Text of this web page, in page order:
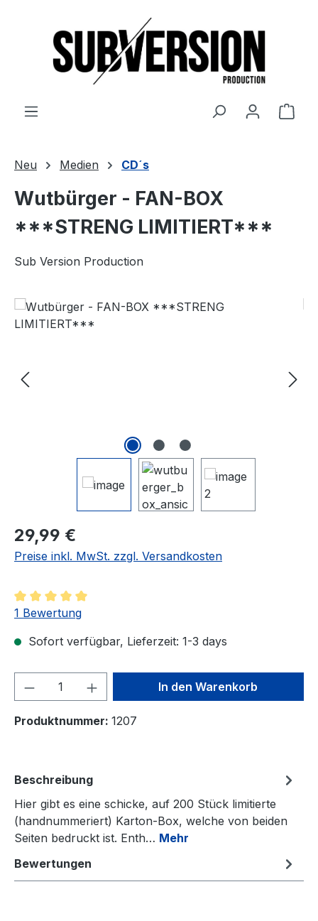
Neu Medien CD´s
Wutbürger - FAN-BOX
***STRENG LIMITIERT***
Sub Version Production
Bildergalerie überspringen
Regulärer Preis:
29,99 €
Preise inkl. MwSt. zzgl. Versandkosten
Durchschnittliche Bewertung von 5 von 5 Sternen
1 Bewertung
Sofort verfügbar, Lieferzeit: 1-3 days
Produkt Anzahl: Gib denIn den Warenkorb
Produktnummer: 1207
Beschreibung
Hier gibt es eine schicke, auf 200 Stück limitierte
(handnummeriert) Karton-Box, welche von beiden
Seiten bedruckt ist. Enth… Mehr
Bewertungen